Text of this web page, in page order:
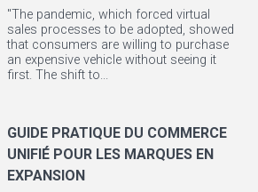
"The pandemic, which forced virtual
sales processes to be adopted, showed
that consumers are willing to purchase
an expensive vehicle without seeing it
first. The shift to...
GUIDE PRATIQUE DU COMMERCE
UNIFIÉ POUR LES MARQUES EN
EXPANSION